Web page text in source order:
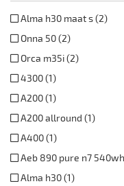
Alma h30 maat s (2)
Onna 50 (2)
Orca m35i (2)
4300 (1)
A200 (1)
A200 allround (1)
A400 (1)
Aeb 890 pure n7
Alma h30 (1)